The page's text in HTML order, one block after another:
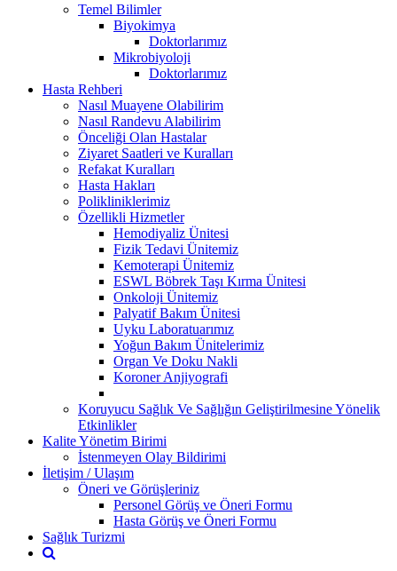
Temel Bilimler
Biyokimya
Doktorlarımız
Mikrobiyoloji
Doktorlarımız
Hasta Rehberi
Nasıl Muayene Olabilirim
Nasıl Randevu Alabilirim
Önceliği Olan Hastalar
Ziyaret Saatleri ve Kuralları
Refakat Kuralları
Hasta Hakları
Polikliniklerimiz
Özellikli Hizmetler
Hemodiyaliz Ünitesi
Fizik Tedavi Ünitemiz
Kemoterapi Ünitemiz
ESWL Böbrek Taşı Kırma Ünitesi
Onkoloji Ünitemiz
Palyatif Bakım Ünitesi
Uyku Laboratuarımız
Yoğun Bakım Ünitelerimiz
Organ Ve Doku Nakli
Koroner Anjiyografi
Koruyucu Sağlık Ve Sağlığın Geliştirilmesine Yönelik
Etkinlikler
Kalite Yönetim Birimi
İstenmeyen Olay Bildirimi
İletişim / Ulaşım
Öneri ve Görüşleriniz
Personel Görüş ve Öneri Formu
Hasta Görüş ve Öneri Formu
Sağlık Turizmi